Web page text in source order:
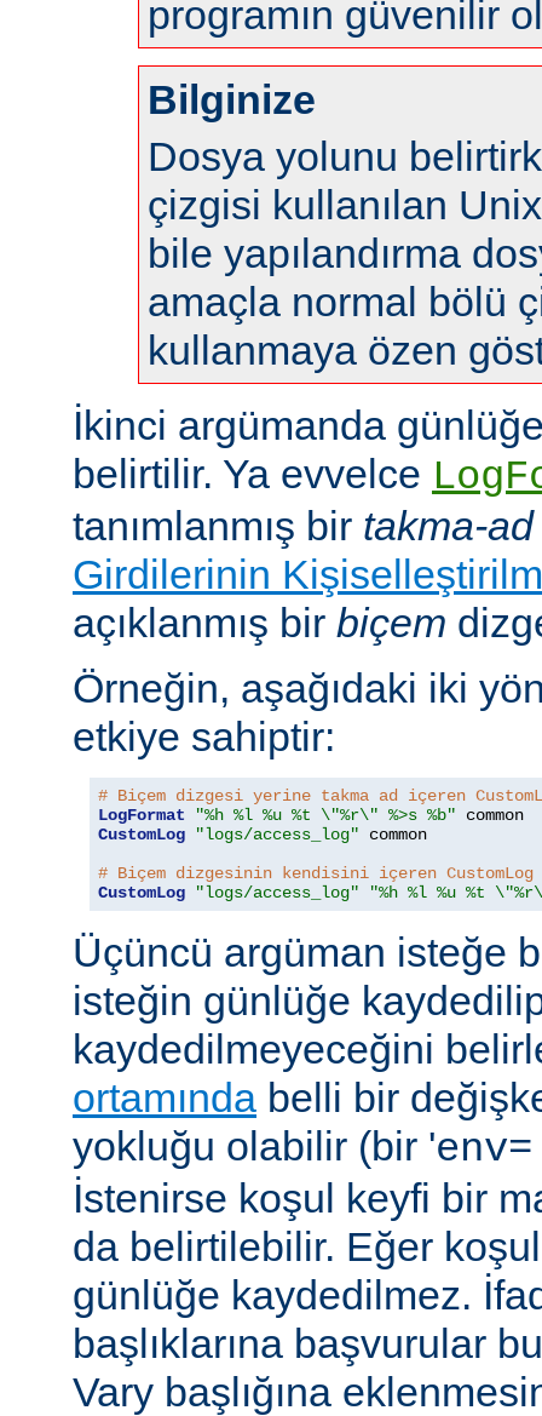
programın güvenilir
Bilginize
Dosya yolunu
çizgisi kullanılan
bile yapılandırma
amaçla normal bölü
kullanmaya özen
İkinci argümanda
belirtilir. Ya evvelce
tanımlanmış bir takma-ad
Girdilerinin
açıklanmış bir biçem
Örneğin, aşağıdaki iki
etkiye sahiptir:
# Biçem dizgesi yerine takma ad içeren
LogFormat
"%h %l %u %t \"%r\" %>s %b"
CustomLog
"logs/access_log" common
# Biçem dizgesinin kendisini içeren CustomLog
CustomLog
"logs/access_log" "%h %l %u %t
Üçüncü argüman isteğe
isteğin günlüğe
kaydedilmeyeceğini
ortamında belli bir
yokluğu olabilir (bir '
İstenirse koşul keyfi bir
da belirtilebilir. Eğer
günlüğe kaydedilmez.
başlıklarına başvurular
Vary başlığına